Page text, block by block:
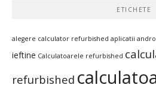
ETICHETE
alegere calculator refurbished aplicatii
ieftine Calculatoarele refurbished
refurbished